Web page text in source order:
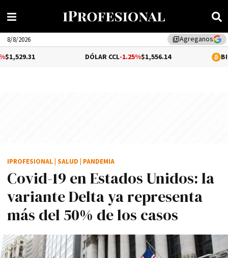
library_addAgreganos
8/8/2026
-1.25%$1,556.14
Covid-19 en Estados Unidos: la
variante Delta ya representa
más del 50% de los casos
IPROFESIONAL SALUD PANDEMIA